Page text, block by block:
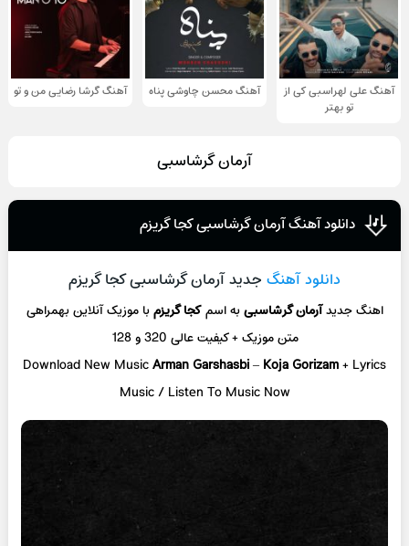
آهنگ علی لهراسبی کی از
تو ‌بهتر
آهنگ محسن چاوشی پناه آهنگ گرشا رضایی من و تو
آرمان گرشاسبی
دانلود آهنگ آرمان گرشاسبی کجا گریزم
دانلود آهنگ جدید آرمان گرشاسبی کجا گریزم
اهنگ جدیدآرمان گرشاسبیبه اسمکجا گریزمبا موزیک آنلاینبهمراهی
متن موزیک + کیفیت عالی 320 و 128
Download New MusicArman Garshasbi– Koja Gorizam+ Lyrics
Music / Listen To Music Now